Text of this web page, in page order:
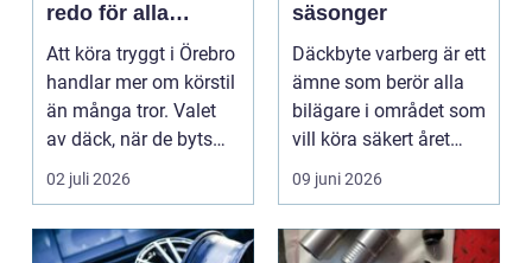
redo för alla
årstider
Att köra tryggt i Örebro
handlar mer om körstil
än många tror. Valet
av däck, när de byts
och hur de...
02 juli 2026
säsonger
Däckbyte varberg är ett
ämne som berör alla
bilägare i området som
vill köra säkert året
om. När väd...
09 juni 2026